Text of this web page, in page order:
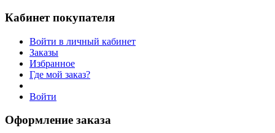
Кабинет покупателя
Войти в личный кабинет
Заказы
Избранное
Где мой заказ?
Войти
Оформление заказа